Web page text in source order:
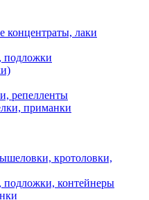
концентраты, лаки
подложки
репелленты
приманки
кротоловки,
контейнеры